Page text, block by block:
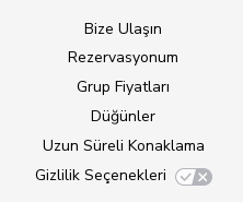
Bize Ulaşın
Rezervasyonum
Grup Fiyatları
Düğünler
Uzun Süreli Konaklama
Gizlilik Seçenekleri